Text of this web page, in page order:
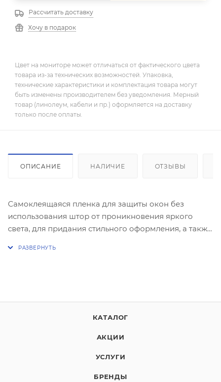
Рассчитать доставку
Хочу в подарок
Цвет на мониторе может отличаться от фактического цвета
товара из-за технических возможностей. Упаковка,
технические характеристики и комплектация товара могут
быть изменены производителем без уведомления. Мерный
товар (линолеум, кабели и пр.) оформляется на доставку
только после оплаты.
ОПИСАНИЕ НАЛИЧИЕ ОТЗЫВЫ
Самоклеящаяся пленка для защиты окон без
использования штор от проникновения яркого
света, для придания стильного оформления, а также
КАТАЛОГ
АКЦИИ
УСЛУГИ
БРЕНДЫ